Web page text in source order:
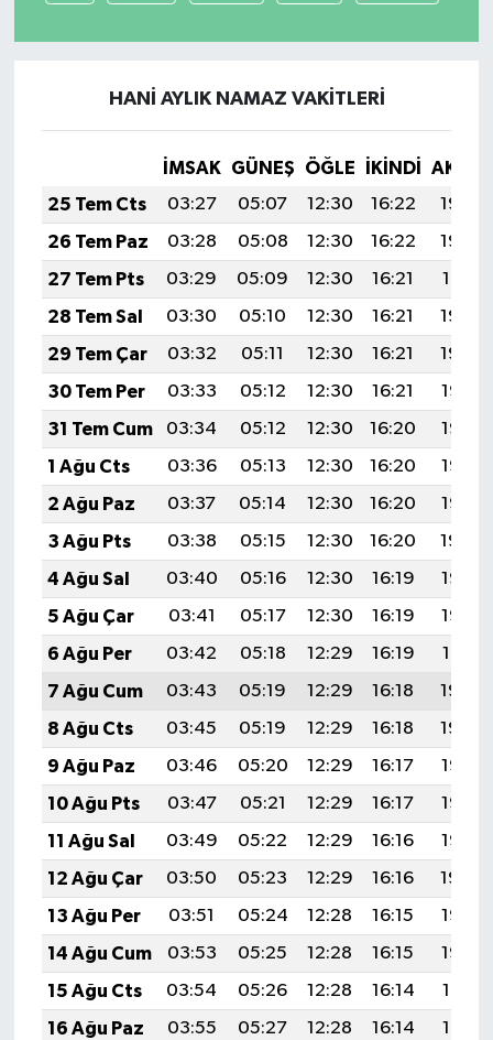
HANİ AYLIK NAMAZ VAKITLERI
İMSAK GÜNEŞ ÖĞLE İKINDI
25 Tem Cts
03:27 05:07 12:30 16:22
19:43
26 Tem Paz
03:28 05:08 12:30 16:22
19:42
27 Tem Pts
03:29 05:09 12:30 16:21
19:41
28 Tem Sal
03:30 05:10 12:30 16:21
19:40
29 Tem Çar
03:32 05:11 12:30 16:21
19:39
30 Tem Per
03:33 05:12 12:30 16:21
19:38
31 Tem Cum
03:34 05:12 12:30 16:20
19:37
1 Ağu Cts
03:36 05:13 12:30 16:20
19:36
2 Ağu Paz
03:37 05:14 12:30 16:20
19:35
3 Ağu Pts
03:38 05:15 12:30 16:20
19:34
4 Ağu Sal
03:40 05:16 12:30 16:19
19:33
5 Ağu Çar
03:41 05:17 12:30 16:19
19:32
6 Ağu Per
03:42 05:18 12:29 16:19
19:31
7 Ağu Cum
03:43 05:19 12:29 16:18
19:30
8 Ağu Cts
03:45 05:19 12:29 16:18
19:29
9 Ağu Paz
03:46 05:20 12:29 16:17
19:28
10 Ağu Pts
03:47 05:21 12:29 16:17
19:27
11 Ağu Sal
03:49 05:22 12:29 16:16
19:25
12 Ağu Çar
03:50 05:23 12:29 16:16
19:24
13 Ağu Per
03:51 05:24 12:28 16:15
19:23
14 Ağu Cum
03:53 05:25 12:28 16:15
19:22
15 Ağu Cts
03:54 05:26 12:28 16:14
19:21
16 Ağu Paz
03:55 05:27 12:28 16:14
19:19